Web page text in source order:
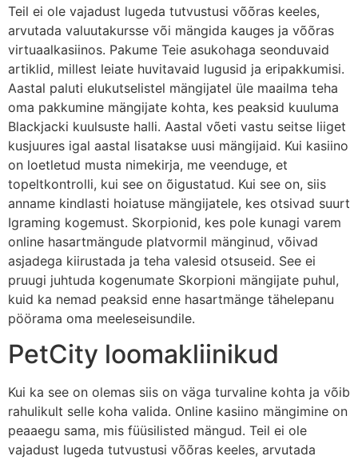
Teil ei ole vajadust lugeda tutvustusi võõras keeles,
arvutada valuutakursse või mängida kauges ja võõras
virtuaalkasiinos. Pakume Teie asukohaga seonduvaid
artiklid, millest leiate huvitavaid lugusid ja eripakkumisi.
Aastal paluti elukutselistel mängijatel üle maailma teha
oma pakkumine mängijate kohta, kes peaksid kuuluma
Blackjacki kuulsuste halli. Aastal võeti vastu seitse liiget
kusjuures igal aastal lisatakse uusi mängijaid. Kui kasiino
on loetletud musta nimekirja, me veenduge, et
topeltkontrolli, kui see on õigustatud. Kui see on, siis
anname kindlasti hoiatuse mängijatele, kes otsivad suurt
Igraming kogemust. Skorpionid, kes pole kunagi varem
online hasartmängude platvormil mänginud, võivad
asjadega kiirustada ja teha valesid otsuseid. See ei
pruugi juhtuda kogenumate Skorpioni mängijate puhul,
kuid ka nemad peaksid enne hasartmänge tähelepanu
pöörama oma meeleseisundile.
PetCity loomakliinikud
Kui ka see on olemas siis on väga turvaline kohta ja võib
rahulikult selle koha valida. Online kasiino mängimine on
peaaegu sama, mis füüsilisted mängud. Teil ei ole
vajadust lugeda tutvustusi võõras keeles, arvutada